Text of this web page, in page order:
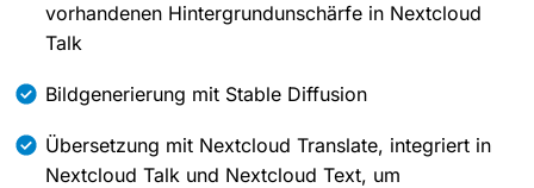
vorhandenen Hintergrundunschärfe in Nextcloud
Talk
Bildgenerierung mit Stable Diffusion
Übersetzung mit Nextcloud Translate, integriert in
Nextcloud Talk und Nextcloud Text, um